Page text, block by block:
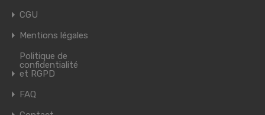
CGU
Mentions légales
Politique de
confidentialité
et RGPD
FAQ